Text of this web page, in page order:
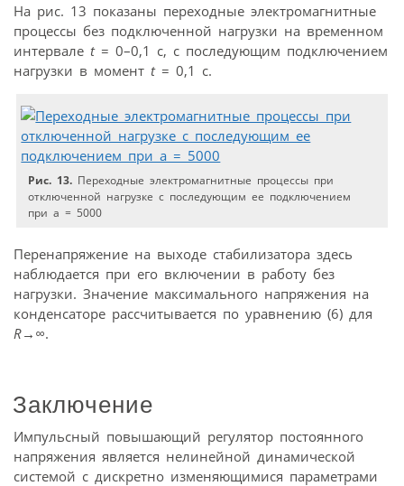
На рис. 13 показаны переходные электромагнитные
процессы без подключенной нагрузки на временном
интервале t= 0–0,1 c, с последующим подключением
нагрузки в момент t= 0,1 c.
Рис. 13. Переходные электромагнитные процессы при
отключенной нагрузке с последующим ее подключением
при a = 5000
Перенапряжение на выходе стабилизатора здесь
наблюдается при его включении в работу без
нагрузки. Значение максимального напряжения на
конденсаторе рассчитывается по уравнению (6) для
R→∞.
Заключение
Импульсный повышающий регулятор постоянного
напряжения является нелинейной динамической
системой с дискретно изменяющимися параметрами